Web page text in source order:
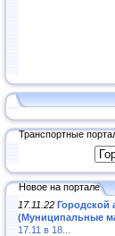
Транспортные
Новое на портале
17.11.22 Городской
(Муниципальные
17.11 в 18...